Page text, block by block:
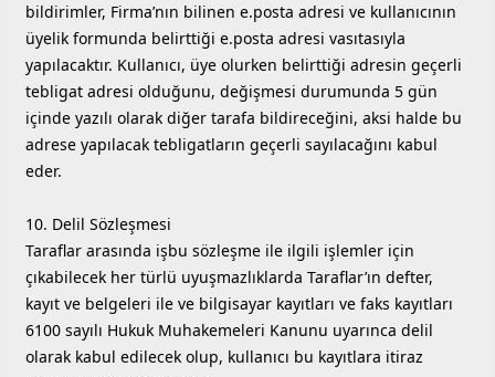
bildirimler, Firma’nın bilinen e.posta adresi ve kullanıcının
üyelik formunda belirttiği e.posta adresi vasıtasıyla
yapılacaktır. Kullanıcı, üye olurken belirttiği adresin geçerli
tebligat adresi olduğunu, değişmesi durumunda 5 gün
içinde yazılı olarak diğer tarafa bildireceğini, aksi halde bu
adrese yapılacak tebligatların geçerli sayılacağını kabul
eder.
10. Delil Sözleşmesi
Taraflar arasında işbu sözleşme ile ilgili işlemler için
çıkabilecek her türlü uyuşmazlıklarda Taraflar’ın defter,
kayıt ve belgeleri ile ve bilgisayar kayıtları ve faks kayıtları
6100 sayılı Hukuk Muhakemeleri Kanunu uyarınca delil
olarak kabul edilecek olup, kullanıcı bu kayıtlara itiraz